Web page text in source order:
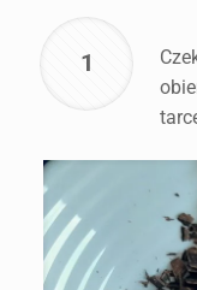
1